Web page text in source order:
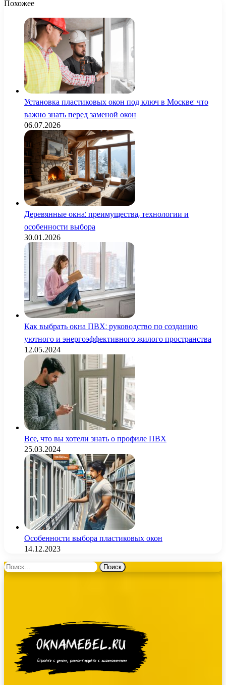
Похожее
Установка пластиковых окон под ключ в Москве: что
важно знать перед заменой окон
06.07.2026
Деревянные окна: преимущества, технологии и
особенности выбора
30.01.2026
Как выбрать окна ПВХ: руководство по созданию
уютного и энергоэффективного жилого пространства
12.05.2024
Все, что вы хотели знать о профиле ПВХ
25.03.2024
Особенности выбора пластиковых окон
14.12.2023
Найти: